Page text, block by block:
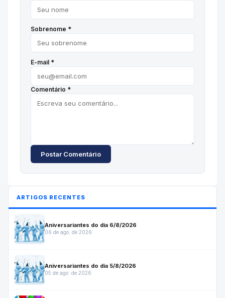
Sobrenome *
E-mail *
Comentário *
Postar Comentário
ARTIGOS RECENTES
Aniversariantes do dia 6/8/2026
06 de ago. de 2026
Aniversariantes do dia 5/8/2026
05 de ago. de 2026